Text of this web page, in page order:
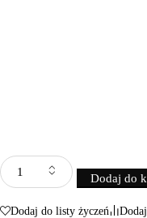
Dodaj do
Dodaj do listy życzeń